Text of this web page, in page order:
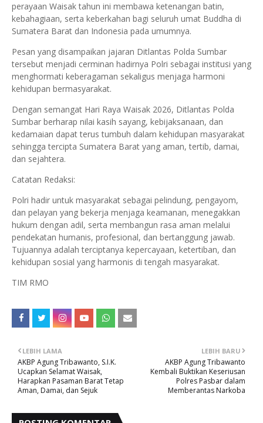
perayaan Waisak tahun ini membawa ketenangan batin,
kebahagiaan, serta keberkahan bagi seluruh umat Buddha di
Sumatera Barat dan Indonesia pada umumnya.
Pesan yang disampaikan jajaran Ditlantas Polda Sumbar
tersebut menjadi cerminan hadirnya Polri sebagai institusi yang
menghormati keberagaman sekaligus menjaga harmoni
kehidupan bermasyarakat.
Dengan semangat Hari Raya Waisak 2026, Ditlantas Polda
Sumbar berharap nilai kasih sayang, kebijaksanaan, dan
kedamaian dapat terus tumbuh dalam kehidupan masyarakat
sehingga tercipta Sumatera Barat yang aman, tertib, damai,
dan sejahtera.
Catatan Redaksi:
Polri hadir untuk masyarakat sebagai pelindung, pengayom,
dan pelayan yang bekerja menjaga keamanan, menegakkan
hukum dengan adil, serta membangun rasa aman melalui
pendekatan humanis, profesional, dan bertanggung jawab.
Tujuannya adalah terciptanya kepercayaan, ketertiban, dan
kehidupan sosial yang harmonis di tengah masyarakat.
TIM RMO
LEBIH BARU
AKBP Agung Tribawanto
Kembali Buktikan Keseriusan
Polres Pasbar dalam
Memberantas Narkoba
LEBIH LAMA
AKBP Agung Tribawanto, S.I.K.
Ucapkan Selamat Waisak,
Harapkan Pasaman Barat Tetap
Aman, Damai, dan Sejuk